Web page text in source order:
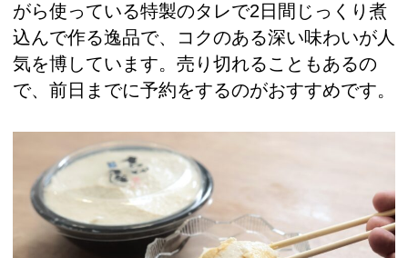
がら使っている特製のタレで2日間じっくり煮
込んで作る逸品で、コクのある深い味わいが人
気を博しています。売り切れることもあるの
で、前日までに予約をするのがおすすめです。